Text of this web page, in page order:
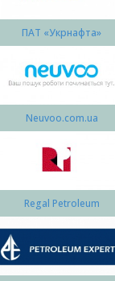
ПАТ «Укрнафта»
Neuvoo.com.ua
Regal Petroleum